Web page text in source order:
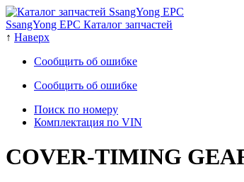
SsangYong EPC Каталог запчастей
↑ Наверх
Сообщить об ошибке
Сообщить об ошибке
Поиск по номеру
Комплектация по VIN
COVER-TIMING